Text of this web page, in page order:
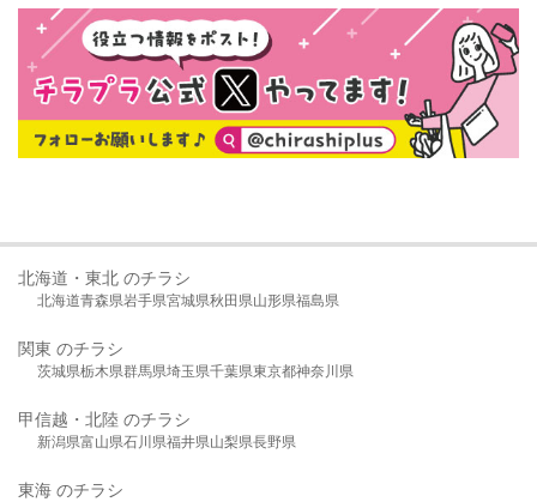
北海道・東北 のチラシ
北海道青森県岩手県宮城県秋田県山形県福島県
関東 のチラシ
茨城県栃木県群馬県埼玉県千葉県東京都神奈川県
甲信越・北陸 のチラシ
新潟県富山県石川県福井県山梨県長野県
東海 のチラシ